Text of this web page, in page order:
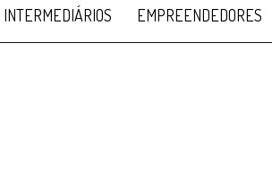
INTERMEDIÁRIOS EMPREENDEDORES